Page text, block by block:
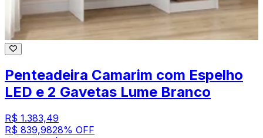
Penteadeira Camarim com Espelho
LED e 2 Gavetas Lume Branco
R$ 1.383,49
R$ 839,9828% OFF